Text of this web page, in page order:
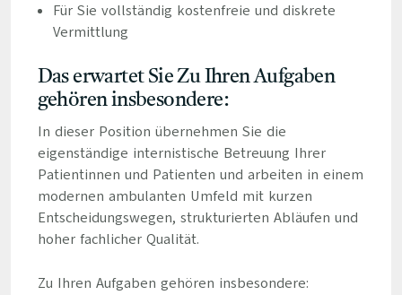
Für Sie vollständig kostenfreie und diskrete
Vermittlung
Das erwartet Sie Zu Ihren Aufgaben
gehören insbesondere:
In dieser Position übernehmen Sie die
eigenständige internistische Betreuung Ihrer
Patientinnen und Patienten und arbeiten in einem
modernen ambulanten Umfeld mit kurzen
Entscheidungswegen, strukturierten Abläufen und
hoher fachlicher Qualität.
Zu Ihren Aufgaben gehören insbesondere: